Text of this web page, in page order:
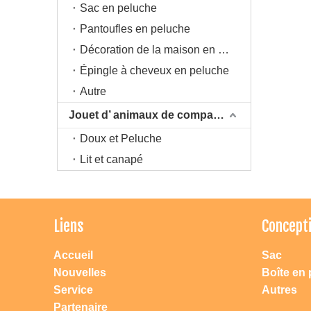
Sac en peluche
Pantoufles en peluche
Décoration de la maison en peluche
Épingle à cheveux en peluche
Autre
Jouet d’ animaux de compagnie
Doux et Peluche
Lit et canapé
Liens
Accueil
Nouvelles
Service
Partenaire
Sac
Boîte en
Autres